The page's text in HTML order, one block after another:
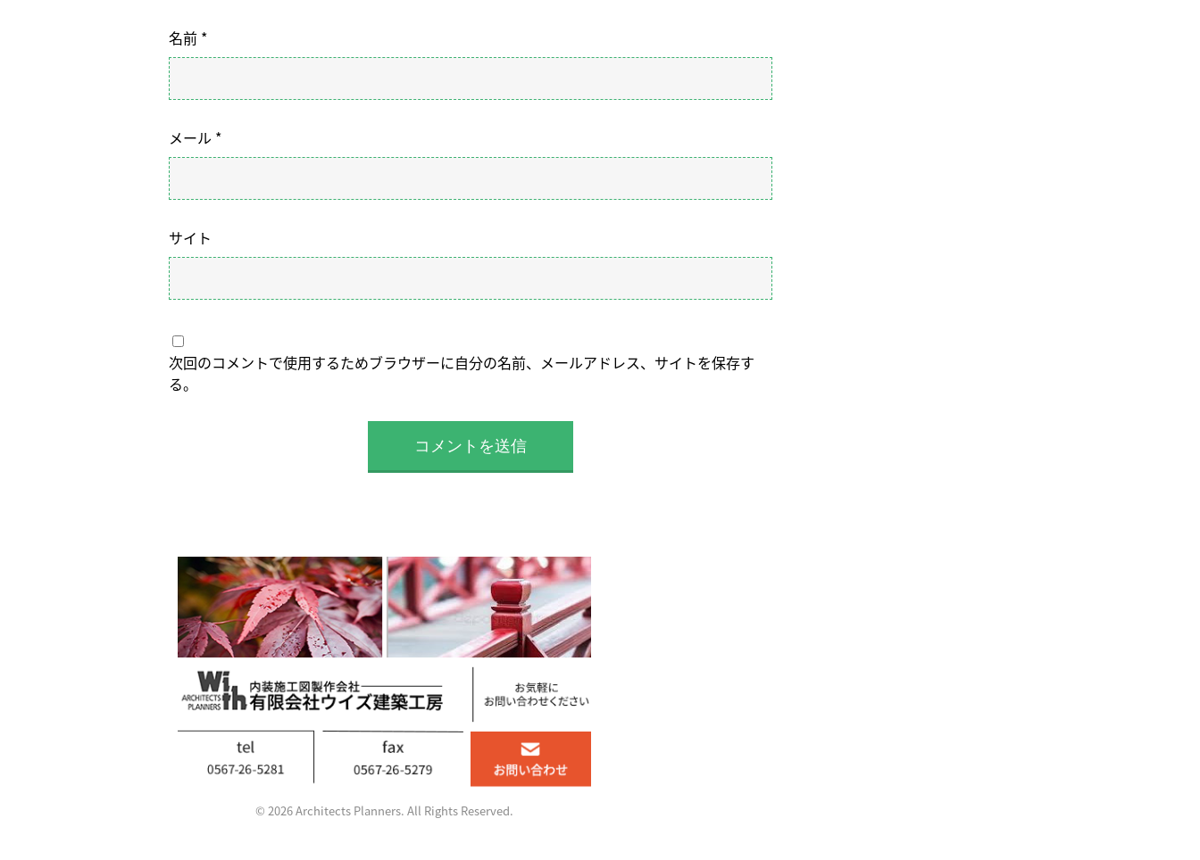
名前 *
メール *
サイト
次回のコメントで使用するためブラウザーに自分の名前、メールアドレス、サイトを保存す
る。
© 2026 Architects Planners. All Rights Reserved.